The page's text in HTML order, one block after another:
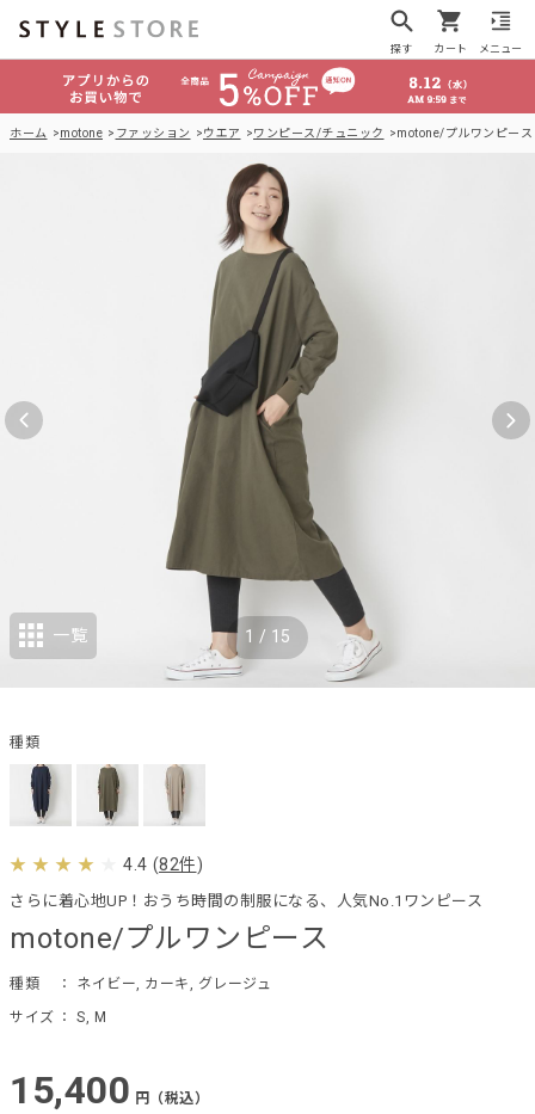
探す カート メニュー
ホーム motone ファッション ウエア ワンピース/チュニック motone/プルワンピース
motone/プルワンピース
さらに着心地UP！おうち時間の制服になる、人気No.1ワンピース
種類
： ネイビー, カーキ, グレージュ
サイズ ： S, M
4.4 (82件)
15,400 円（税込）
1 / 15
一覧
種類